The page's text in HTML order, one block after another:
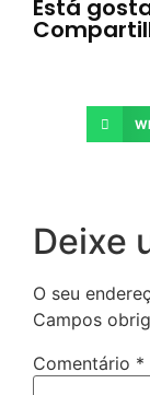
Está
Deixe
O seu
Campos
Comentário *